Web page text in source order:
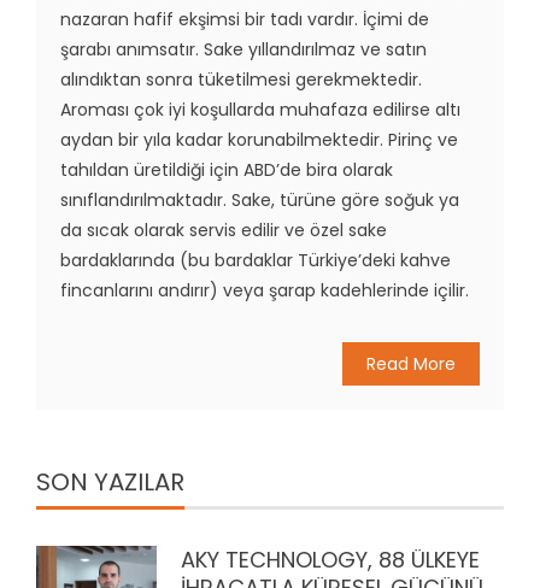
nazaran hafif ekşimsi bir tadı vardır. İçimi de
şarabı anımsatır. Sake yıllandırılmaz ve satın
alındıktan sonra tüketilmesi gerekmektedir.
Aroması çok iyi koşullarda muhafaza edilirse altı
aydan bir yıla kadar korunabilmektedir. Pirinç ve
tahıldan üretildiği için ABD’de bira olarak
sınıflandırılmaktadır. Sake, türüne göre soğuk ya
da sıcak olarak servis edilir ve özel sake
bardaklarında (bu bardaklar Türkiye’deki kahve
fincanlarını andırır) veya şarap kadehlerinde içilir.
Read More
SON YAZILAR
AKY TECHNOLOGY, 88 ÜLKEYE